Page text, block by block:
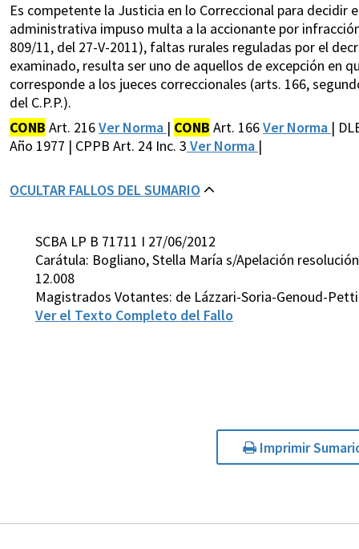
Es competente la Justicia en lo Correccional para
administrativa impuso multa a la accionante por
809/11, del 27-V-2011), faltas rurales reguladas por el
examinado, resulta ser uno de aquellos de excepción en
corresponde a los jueces correccionales (arts. 166,
del C.P.P.).
CONB Art. 216Ver Norma | CONB Art. 166Ver Norma |
Año 1977 | CPPB Art. 24 Inc. 3 Ver Norma |
OCULTAR FALLOS DEL SUMARIO
SCBA LP B 71711 I 27/06/2012
Carátula: Bogliano, Stella María s/Apelación
12.008
Magistrados Votantes: de Lázzari-Soria-Genoud-
Ver el Texto Completo del Fallo
Imprimir